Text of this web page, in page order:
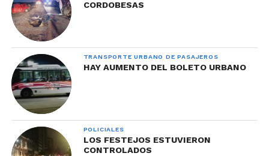
CORDOBESAS
TRANSPORTE URBANO DE PASAJEROS
HAY AUMENTO DEL BOLETO URBANO
POLICIALES
LOS FESTEJOS ESTUVIERON
CONTROLADOS